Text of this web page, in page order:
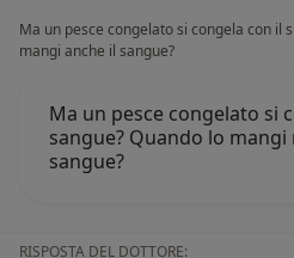
Ma un pesce congelato si congela con il
mangi anche il sangue?
Ma un pesce congelato si
sangue? Quando lo mangi
sangue?
RISPOSTA DEL DOTTORE: